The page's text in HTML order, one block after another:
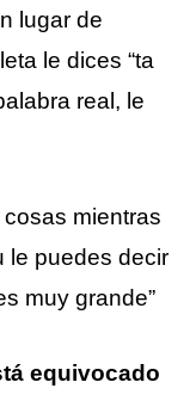
lugar de
le dices “ta
real, le
mientras
le puedes decir
muy grande”
equivocado